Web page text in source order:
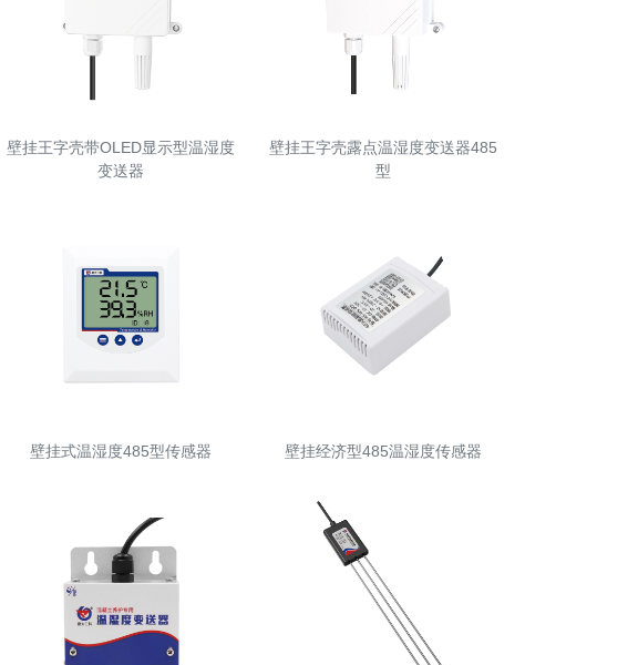
壁挂王字壳带OLED显示型温湿度
变送器
壁挂王字壳露点温湿度变送器485
型
壁挂式温湿度485型传感器 壁挂经济型485温湿度传感器